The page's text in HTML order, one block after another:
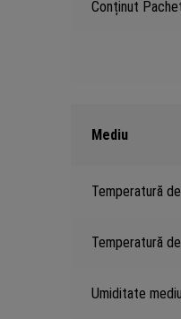
Conținut
Mediu
Temperatură
Temperatură
Umiditate